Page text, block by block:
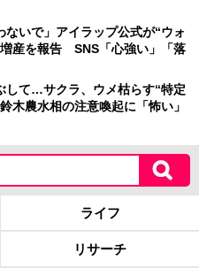
ないで」アイラップ公式が“ウォ
産を報告 SNS「心強い」「落
して…サクラ、ウメ枯らす“特定
木農水相の注意喚起に「怖い」
ライフ
リサーチ